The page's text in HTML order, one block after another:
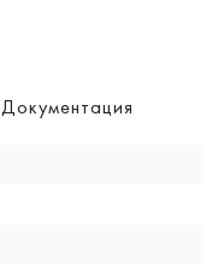
Документация